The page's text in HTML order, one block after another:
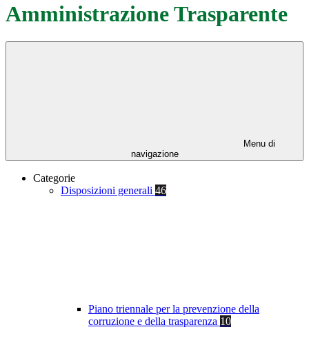
Amministrazione Trasparente
Menu di
navigazione
Categorie
Disposizioni generali 46
Piano triennale per la prevenzione della
corruzione e della trasparenza 10